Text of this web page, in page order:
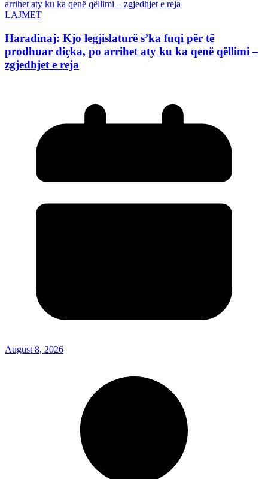
LAJMET
Haradinaj: Kjo legjislaturë s’ka fuqi për të
prodhuar diçka, po arrihet aty ku ka qenë qëllimi –
zgjedhjet e reja
August 8, 2026